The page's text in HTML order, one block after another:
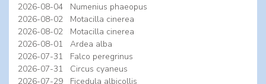
2026-08-04
Numenius phaeopus
2026-08-02
Motacilla cinerea
2026-08-02
Motacilla cinerea
2026-08-01
Ardea alba
2026-07-31
Falco peregrinus
2026-07-31
Circus cyaneus
2026-07-29
Ficedula albicollis